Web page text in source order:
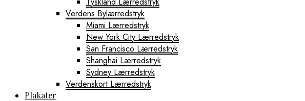
Verdens Bylærredstryk
Miami Lærredstryk
New York City Lærredstryk
San Francisco Lærredstryk
Shanghai Lærredstryk
Sydney Lærredstryk
Verdenskort Lærredstryk
Plakater